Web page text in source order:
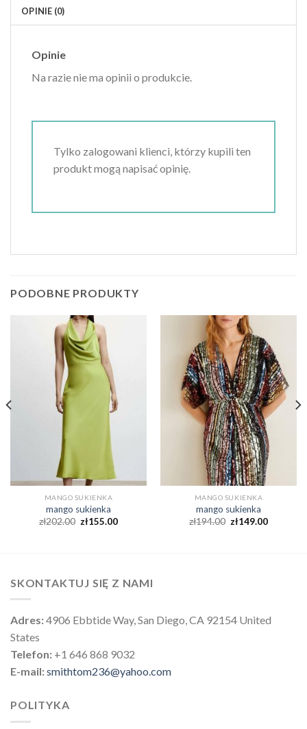
OPINIE (0)
Opinie
Na razie nie ma opinii o produkcie.
Tylko zalogowani klienci, którzy kupili ten
produkt mogą napisać opinię.
PODOBNE PRODUKTY
MANGO SUKIENKA
mango sukienka
zł202.00 zł155.00
MANGO SUKIENKA
mango sukienka
zł194.00 zł149.00
SKONTAKTUJ SIĘ Z NAMI
Adres:4906 Ebbtide Way, San Diego, CA 92154 United
States
Telefon: +1 646 868 9032
E-mail:smithtom236@yahoo.com
POLITYKA